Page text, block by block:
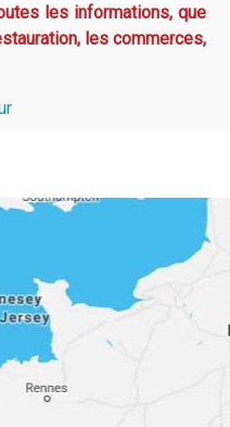
les informations, que
les commerces,